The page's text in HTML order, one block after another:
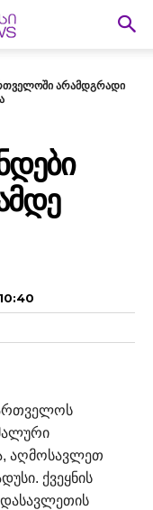
არამდგრადი
აღმოსავლეთ
ქვეყნის